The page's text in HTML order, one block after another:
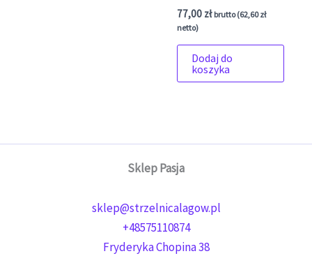
77,00 zł brutto (62,60zł
netto)
Dodaj do
koszyka
Sklep Pasja
sklep@strzelnicalagow.pl
+48575110874
Fryderyka Chopina 38